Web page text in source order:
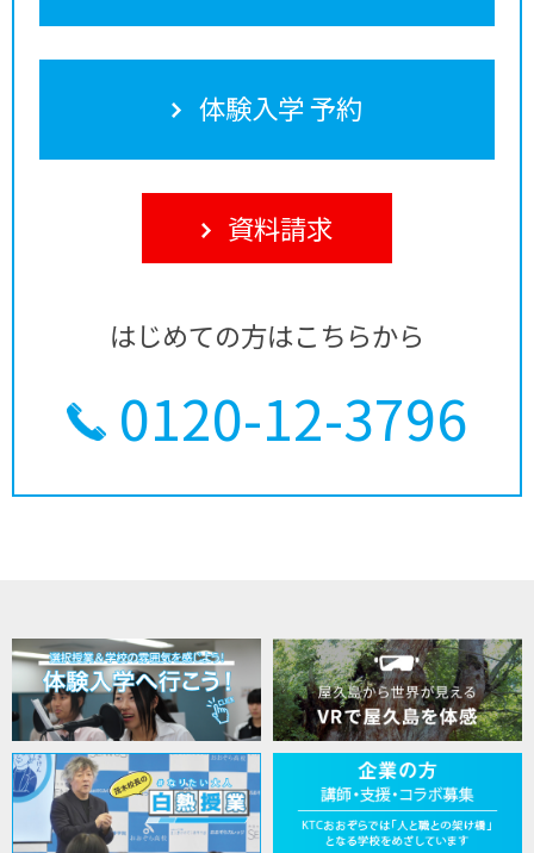
体験入学 予約
資料請求
はじめての方はこちらから
0120-12-3796